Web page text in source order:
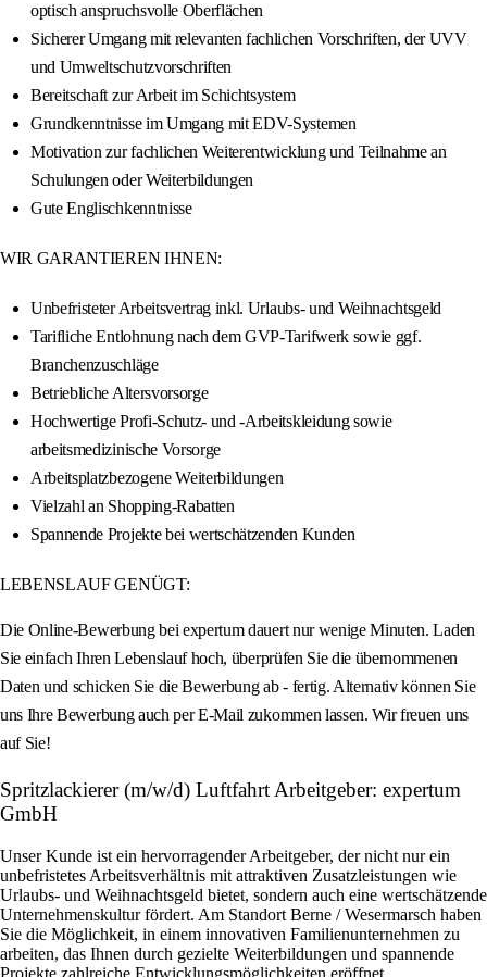
optisch anspruchsvolle Oberflächen
Sicherer Umgang mit relevanten fachlichen Vorschriften, der UVV
und Umweltschutzvorschriften
Bereitschaft zur Arbeit im Schichtsystem
Grundkenntnisse im Umgang mit EDV-Systemen
Motivation zur fachlichen Weiterentwicklung und Teilnahme an
Schulungen oder Weiterbildungen
Gute Englischkenntnisse
WIR GARANTIEREN IHNEN:
Unbefristeter Arbeitsvertrag inkl. Urlaubs- und Weihnachtsgeld
Tarifliche Entlohnung nach dem GVP-Tarifwerk sowie ggf.
Branchenzuschläge
Betriebliche Altersvorsorge
Hochwertige Profi-Schutz- und -Arbeitskleidung sowie
arbeitsmedizinische Vorsorge
Arbeitsplatzbezogene Weiterbildungen
Vielzahl an Shopping-Rabatten
Spannende Projekte bei wertschätzenden Kunden
LEBENSLAUF GENÜGT:
Die Online-Bewerbung bei expertum dauert nur wenige Minuten. Laden
Sie einfach Ihren Lebenslauf hoch, überprüfen Sie die übernommenen
Daten und schicken Sie die Bewerbung ab - fertig. Alternativ können Sie
uns Ihre Bewerbung auch per E-Mail zukommen lassen. Wir freuen uns
auf Sie!
Spritzlackierer (m/w/d) Luftfahrt Arbeitgeber: expertum
GmbH
Unser Kunde ist ein hervorragender Arbeitgeber, der nicht nur ein
unbefristetes Arbeitsverhältnis mit attraktiven Zusatzleistungen wie
Urlaubs- und Weihnachtsgeld bietet, sondern auch eine wertschätzende
Unternehmenskultur fördert. Am Standort Berne / Wesermarsch haben
Sie die Möglichkeit, in einem innovativen Familienunternehmen zu
arbeiten, das Ihnen durch gezielte Weiterbildungen und spannende
Projekte zahlreiche Entwicklungsmöglichkeiten eröffnet.